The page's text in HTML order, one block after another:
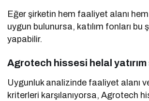
Eğer şirketin hem faaliyet alanı hem
uygun bulunursa, katılım fonları bu
yapabilir.
Agrotech hissesi helal yatırım
Uygunluk analizinde faaliyet alanı
kriterleri karşılanıyorsa, Agrotech